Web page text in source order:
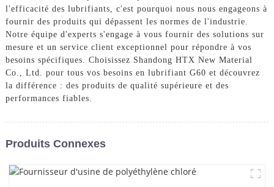
l'efficacité des lubrifiants, c'est pourquoi nous nous engageons à
fournir des produits qui dépassent les normes de l'industrie.
Notre équipe d'experts s'engage à vous fournir des solutions sur
mesure et un service client exceptionnel pour répondre à vos
besoins spécifiques. Choisissez Shandong HTX New Material
Co., Ltd. pour tous vos besoins en lubrifiant G60 et découvrez
la différence : des produits de qualité supérieure et des
performances fiables.
Produits Connexes